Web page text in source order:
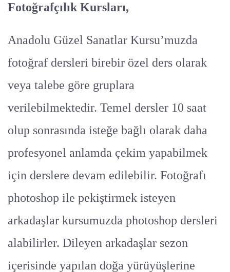
Fotoğrafçılık Kursları,
Anadolu Güzel Sanatlar Kursu’muzda
fotoğraf dersleri birebir özel ders olarak
veya talebe göre gruplara
verilebilmektedir. Temel dersler 10 saat
olup sonrasında isteğe bağlı olarak daha
profesyonel anlamda çekim yapabilmek
için derslere devam edilebilir. Fotoğrafı
photoshop ile pekiştirmek isteyen
arkadaşlar kursumuzda photoshop dersleri
alabilirler. Dileyen arkadaşlar sezon
içerisinde yapılan doğa yürüyüşlerine